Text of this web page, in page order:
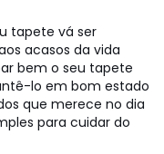
tapete vá ser
acasos da vida
bem o seu tapete
lo em bom estado
que merece no dia
para cuidar do